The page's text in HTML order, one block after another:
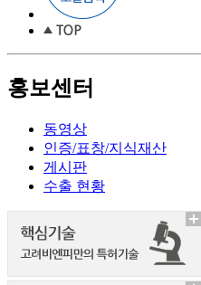
홍보센터
동영상
인증/표창/지식재산
게시판
수출 현황